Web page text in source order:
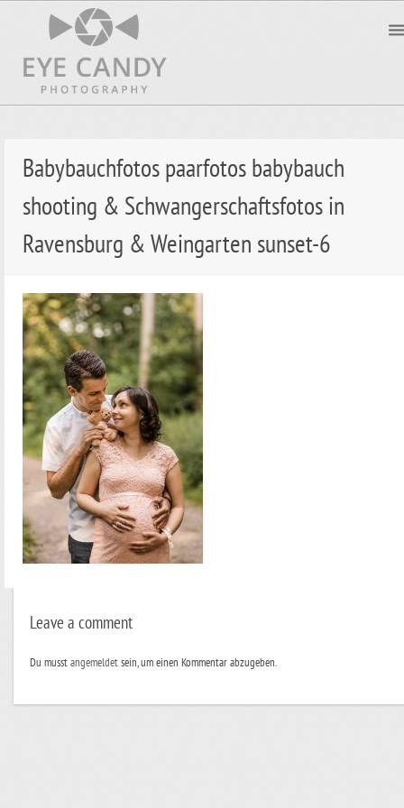
Babybauchfotos paarfotos babybauch
shooting & Schwangerschaftsfotos in
Ravensburg & Weingarten sunset-6
Leave a comment
Du musstangemeldetsein, um einen Kommentar abzugeben.